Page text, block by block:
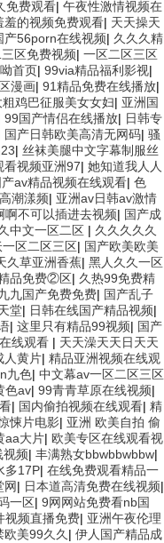
免费观看| 午夜性激情视频在
羞的视频免费观看| 天天操天
产56porn在线视频| 久久久精
区免费视频| 一区二区三区
首页| 99via精品福利影视|
漫画| 91精品免费在线播放|
粗鸡巴征服美女女妇| 亚洲国
99国产情侣在线播放| 日韩专
国产日韩欧美高清无网码| 骚
| 丝袜美腿中文字幕制服丝
看视频亚洲97| 她知道我人人
av精品视频在线观看| 色
潮漾频| 亚洲av日韩av激情
啊不可以插进去视频| 国产成
中文一区二区 | 久久久久久
区二区三区| 国产欧美欧美
久草亚洲香蕉| 黑人久久一区
品免费②区| 久热99免费精
九国产免费免费| 国产乱子
堂| 日韩在线国产精品视频|
| 这里只有精品99视频| 国产
线观看 | 天天澡天天日天天
人黄片| 精品亚洲视频在线观
九色| 中文幕av一区二区三区
色av| 99青青草原在线视频|
| 国内偷拍视频在线观看| 精
悚片电影| 亚洲 欧美自拍 偷
aa大片| 欧美专区在线观看视
视频| 丰满熟女bbwbbwbbw|
多17P| 在线免费观看精品一
网| 日本道高清免费在线视频|
一区| 9网网站免费看nb国
视频直播免费| 亚洲午夜伦理
欧美99久久 | 伊人国产精品成